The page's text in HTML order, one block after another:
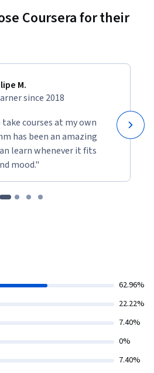
Coursera for their
M.
since 2018
courses at my own
has been an amazing
learn whenever it fits
mood."
62.96%
22.22%
7.40%
0%
7.40%